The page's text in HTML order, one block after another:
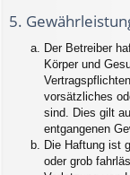
5.
Der Betreiber
Körper und
vorsätzliches
sind. Dies gilt
entgangenen
Die Haftung ist
oder grob